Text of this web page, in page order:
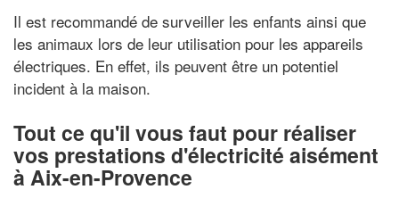
Il est recommandé de surveiller les enfants ainsi que
les animaux lors de leur utilisation pour les appareils
électriques. En effet, ils peuvent être un potentiel
incident à la maison.
Tout ce qu'il vous faut pour réaliser
vos prestations d'électricité aisément
à Aix-en-Provence